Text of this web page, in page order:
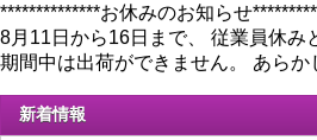
**************お休みのお知らせ
8月11日から16日まで、 従業員休み
期間中は出荷ができません。 あらか
新着情報